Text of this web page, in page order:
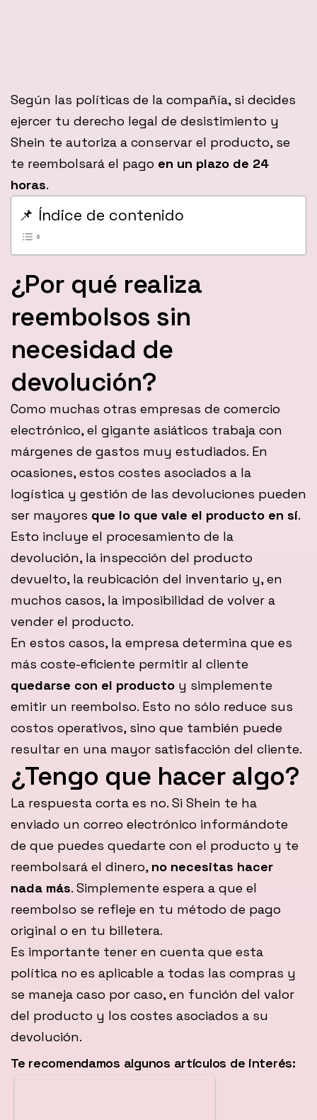
Según las políticas de la compañía, si decides
ejercer tu derecho legal de desistimiento y
Shein te autoriza a conservar el producto, se
te reembolsará el pago en un plazo de 24
horas.
📌 Índice de contenido
¿Por qué realiza
reembolsos sin
necesidad de
devolución?
Como muchas otras empresas de comercio
electrónico, el gigante asiáticos trabaja con
márgenes de gastos muy estudiados. En
ocasiones, estos costes asociados a la
logística y gestión de las devoluciones pueden
ser mayores que lo que vale el producto en sí.
Esto incluye el procesamiento de la
devolución, la inspección del producto
devuelto, la reubicación del inventario y, en
muchos casos, la imposibilidad de volver a
vender el producto.
En estos casos, la empresa determina que es
más coste-eficiente permitir al cliente
quedarse con el producto y simplemente
emitir un reembolso. Esto no sólo reduce sus
costos operativos, sino que también puede
resultar en una mayor satisfacción del cliente.
¿Tengo que hacer algo?
La respuesta corta es no. Si Shein te ha
enviado un correo electrónico informándote
de que puedes quedarte con el producto y te
reembolsará el dinero, no necesitas hacer
nada más. Simplemente espera a que el
reembolso se refleje en tu método de pago
original o en tu billetera.
Es importante tener en cuenta que esta
política no es aplicable a todas las compras y
se maneja caso por caso, en función del valor
del producto y los costes asociados a su
devolución.
Te recomendamos algunos artículos de interés: